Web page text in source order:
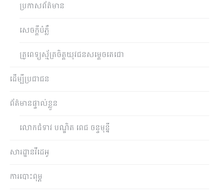
ប្រកាសព័ត៌មាន
សេចក្តីបំភ្លឺ
គ្រូពេទ្យស្ម័គ្រចិត្តយុវជនសម្តេចតេជោ
ដើម្បីប្រជាជន
ព័ត៌មានផ្ទាល់ខ្លួន
លោកជំទាវ បណ្ឌិត ពេជ ចន្ទមុន្នី
សារដ្ឋានវីដេអូ
ការបោះពុម្ភ